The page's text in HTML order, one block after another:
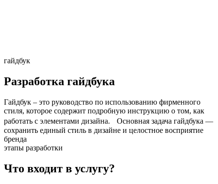
гайдбук
Разработка гайдбука
Гайдбук – это руководство по использованию фирменного
стиля, которое содержит подробную инструкцию о том, как
работать с элементами дизайна. Основная задача гайдбука —
сохранить единый стиль в дизайне и целостное восприятие
бренда
этапы разработки
Что входит в услугу?